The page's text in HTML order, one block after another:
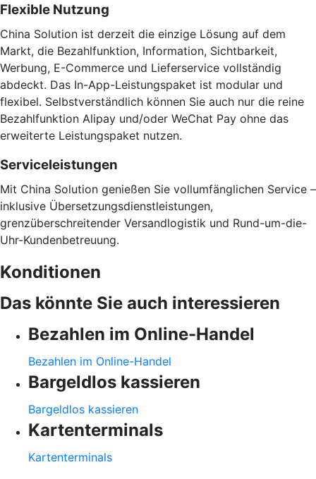
Flexible Nutzung
China Solution ist derzeit die einzige Lösung auf dem
Markt, die Bezahlfunktion, Information, Sichtbarkeit,
Werbung, E-Commerce und Lieferservice vollständig
abdeckt. Das In-App-Leistungspaket ist modular und
flexibel. Selbstverständlich können Sie auch nur die reine
Bezahlfunktion Alipay und/oder WeChat Pay ohne das
erweiterte Leistungspaket nutzen.
Serviceleistungen
Mit China Solution genießen Sie vollumfänglichen Service –
inklusive Übersetzungsdienstleistungen,
grenzüberschreitender Versandlogistik und Rund-um-die-
Uhr-Kundenbetreuung.
Konditionen
Das könnte Sie auch interessieren
Bezahlen im Online-Handel
Bezahlen im Online-Handel
Bargeldlos kassieren
Bargeldlos kassieren
Kartenterminals
Kartenterminals